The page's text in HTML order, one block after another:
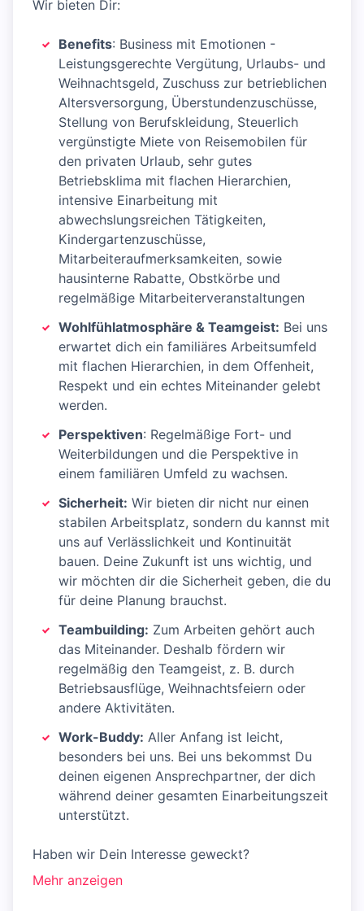
Wir bieten Dir:
Benefits: Business mit Emotionen -
Leistungsgerechte Vergütung, Urlaubs- und
Weihnachtsgeld, Zuschuss zur betrieblichen
Altersversorgung, Überstundenzuschüsse,
Stellung von Berufskleidung, Steuerlich
vergünstigte Miete von Reisemobilen für
den privaten Urlaub, sehr gutes
Betriebsklima mit flachen Hierarchien,
intensive Einarbeitung mit
abwechslungsreichen Tätigkeiten,
Kindergartenzuschüsse,
Mitarbeiteraufmerksamkeiten, sowie
hausinterne Rabatte, Obstkörbe und
regelmäßige Mitarbeiterveranstaltungen
Wohlfühlatmosphäre & Teamgeist: Bei uns
erwartet dich ein familiäres Arbeitsumfeld
mit flachen Hierarchien, in dem Offenheit,
Respekt und ein echtes Miteinander gelebt
werden.
Perspektiven: Regelmäßige Fort- und
Weiterbildungen und die Perspektive in
einem familiären Umfeld zu wachsen.
Sicherheit: Wir bieten dir nicht nur einen
stabilen Arbeitsplatz, sondern du kannst mit
uns auf Verlässlichkeit und Kontinuität
bauen. Deine Zukunft ist uns wichtig, und
wir möchten dir die Sicherheit geben, die du
für deine Planung brauchst.
Teambuilding: Zum Arbeiten gehört auch
das Miteinander. Deshalb fördern wir
regelmäßig den Teamgeist, z. B. durch
Betriebsausflüge, Weihnachtsfeiern oder
andere Aktivitäten.
Work-Buddy: Aller Anfang ist leicht,
besonders bei uns. Bei uns bekommst Du
deinen eigenen Ansprechpartner, der dich
während deiner gesamten Einarbeitungszeit
unterstützt.
Haben wir Dein Interesse geweckt?
Mehr anzeigen